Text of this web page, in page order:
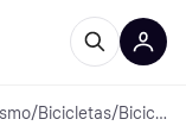
/Bicicletas/ Bicicletas BMX